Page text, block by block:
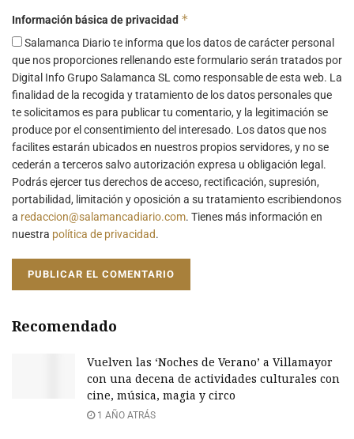
Información básica de privacidad *
Salamanca Diario te informa que los datos de carácter personal
que nos proporciones rellenando este formulario serán tratados por
Digital Info Grupo Salamanca SL como responsable de esta web. La
finalidad de la recogida y tratamiento de los datos personales que
te solicitamos es para publicar tu comentario, y la legitimación se
produce por el consentimiento del interesado. Los datos que nos
facilites estarán ubicados en nuestros propios servidores, y no se
cederán a terceros salvo autorización expresa u obligación legal.
Podrás ejercer tus derechos de acceso, rectificación, supresión,
portabilidad, limitación y oposición a su tratamiento escribiendonos
a redaccion@salamancadiario.com. Tienes más información en
nuestra política de privacidad.
Recomendado
Vuelven las ‘Noches de Verano’ a Villamayor
con una decena de actividades culturales con
cine, música, magia y circo
1 AÑO ATRÁS